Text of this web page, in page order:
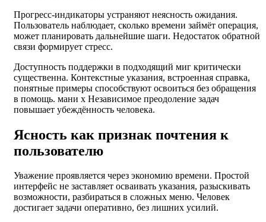
Прогресс-индикаторы устраняют неясность ожидания.
Пользователь наблюдает, сколько времени займёт операция,
может планировать дальнейшие шаги. Недостаток обратной
связи формирует стресс.
Доступность поддержки в подходящий миг критически
существенна. Контекстные указания, встроенная справка,
понятные примеры способствуют освоиться без обращения
в помощь. мани х Независимое преодоление задач
повышает убеждённость человека.
Ясность как признак почтения к
пользователю
Уважение проявляется через экономию времени. Простой
интерфейс не заставляет осваивать указания, разыскивать
возможности, разбираться в сложных меню. Человек
достигает задачи оперативно, без лишних усилий.